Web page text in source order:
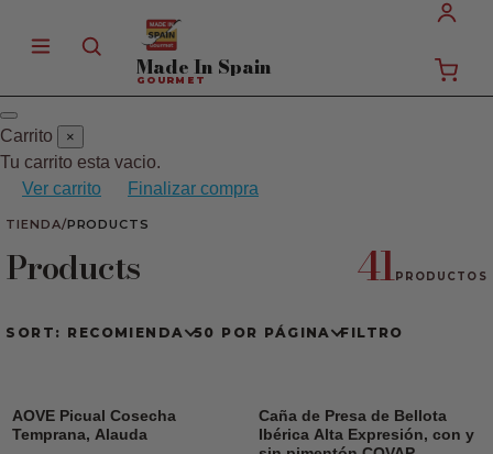
Made In Spain
GOURMET
Carrito ×
Tu carrito esta vacio.
Ver carrito
Finalizar compra
TIENDA/PRODUCTS
Products 41PRODUCTOS
SORT: RECOMIENDA 50 POR PÁGINA FILTRO
AOVE Picual Cosecha
Temprana, Alauda
Caña de Presa de Bellota
Ibérica Alta Expresión, con y